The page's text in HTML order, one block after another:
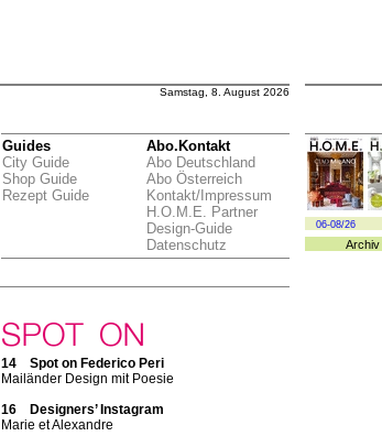
Samstag, 8. August 2026
Guides
City Guide
Shop Guide
Rezept Guide
Abo.Kontakt
Abo Deutschland
Abo Österreich
Kontakt/Impressum
H.O.M.E. Partner
Design-Guide
Datenschutz
06-08/26
Archiv
14 Spot on Federico Peri
Mailänder Design mit Poesie
16 Designers’ Instagram
Marie et Alexandre